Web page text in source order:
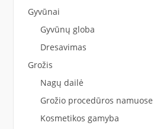
Gyvūnai
Gyvūnų globa
Dresavimas
Grožis
Nagų dailė
Grožio procedūros namuose
Kosmetikos gamyba